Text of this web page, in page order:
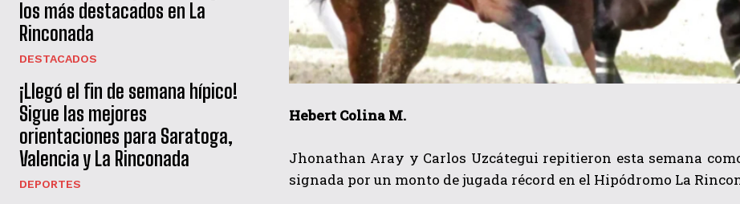
los más destacados en La
Rinconada
DESTACADOS
¡Llegó el fin de semana hípico!
Sigue las mejores
orientaciones para Saratoga,
Valencia y La Rinconada
DEPORTES
Hebert Colina M.
Jhonathan Aray y Carlos Uzcátegui repitieron esta semana
signada por un monto de jugada récord en el Hipódromo La